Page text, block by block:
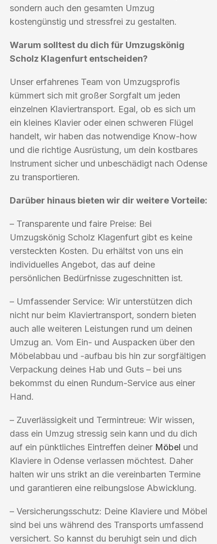
sondern auch den gesamten Umzug
kostengünstig und stressfrei zu gestalten.
Warum solltest du dich für Umzugskönig
Scholz Klagenfurt entscheiden?
Unser erfahrenes Team von Umzugsprofis
kümmert sich mit großer Sorgfalt um jeden
einzelnen Klaviertransport. Egal, ob es sich um
ein kleines Klavier oder einen schweren Flügel
handelt, wir haben das notwendige Know-how
und die richtige Ausrüstung, um dein kostbares
Instrument sicher und unbeschädigt nach Odense
zu transportieren.
Darüber hinaus bieten wir dir weitere Vorteile:
– Transparente und faire Preise: Bei
Umzugskönig Scholz Klagenfurt gibt es keine
versteckten Kosten. Du erhältst von uns ein
individuelles Angebot, das auf deine
persönlichen Bedürfnisse zugeschnitten ist.
– Umfassender Service: Wir unterstützen dich
nicht nur beim Klaviertransport, sondern bieten
auch alle weiteren Leistungen rund um deinen
Umzug an. Vom Ein- und Auspacken über den
Möbelabbau und -aufbau bis hin zur sorgfältigen
Verpackung deines Hab und Guts – bei uns
bekommst du einen Rundum-Service aus einer
Hand.
– Zuverlässigkeit und Termintreue: Wir wissen,
dass ein Umzug stressig sein kann und du dich
auf ein pünktliches Eintreffen deiner Möbel und
Klaviere in Odense verlassen möchtest. Daher
halten wir uns strikt an die vereinbarten Termine
und garantieren eine reibungslose Abwicklung.
– Versicherungsschutz: Deine Klaviere und Möbel
sind bei uns während des Transports umfassend
versichert. So kannst du beruhigt sein und dich